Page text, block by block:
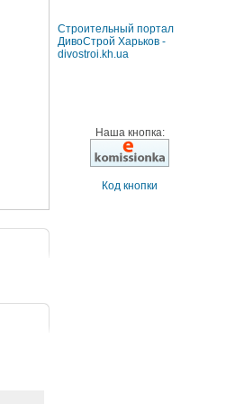
Строительный портал
ДивоСтрой Харьков -
divostroi.kh.ua
Наша кнопка:
Код кнопки